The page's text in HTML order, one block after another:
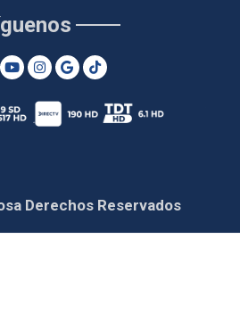
Derechos Reservados